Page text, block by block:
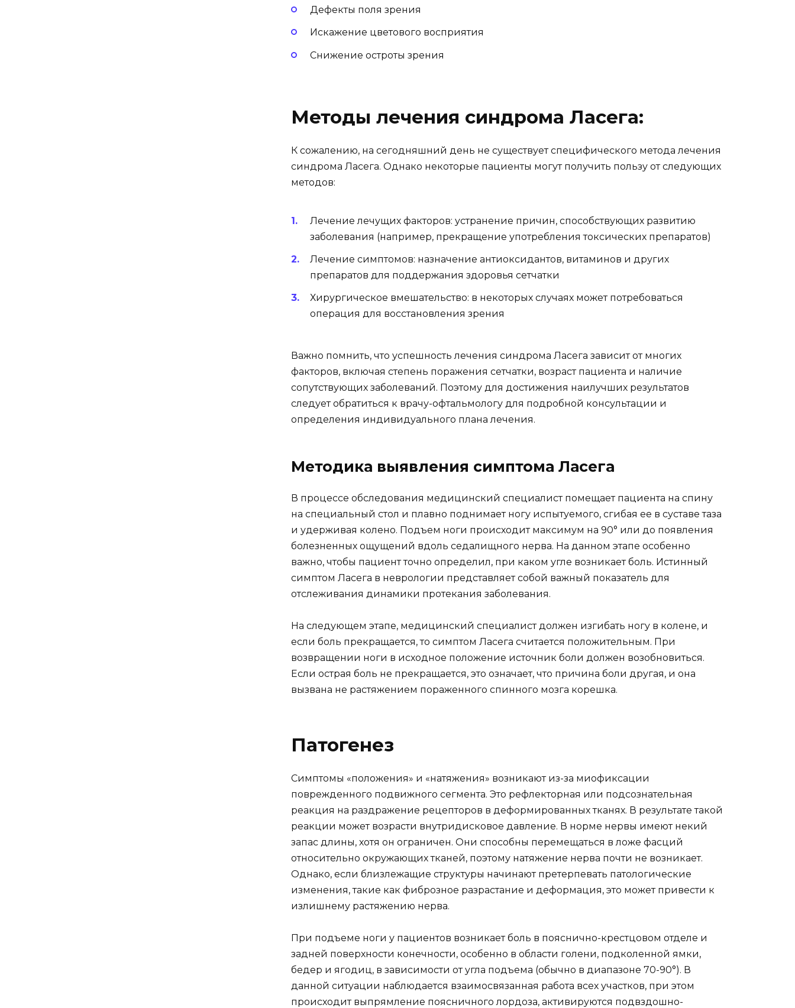
Дефекты поля зрения
Искажение цветового восприятия
Снижение остроты зрения
Методы лечения синдрома Ласега:
К сожалению, на сегодняшний день не существует специфического метода лечения
синдрома Ласега. Однако некоторые пациенты могут получить пользу от следующих
методов:
Лечение лечущих факторов: устранение причин, способствующих развитию
заболевания (например, прекращение употребления токсических препаратов)
Лечение симптомов: назначение антиоксидантов, витаминов и других
препаратов для поддержания здоровья сетчатки
Хирургическое вмешательство: в некоторых случаях может потребоваться
операция для восстановления зрения
Важно помнить, что успешность лечения синдрома Ласега зависит от многих
факторов, включая степень поражения сетчатки, возраст пациента и наличие
сопутствующих заболеваний. Поэтому для достижения наилучших результатов
следует обратиться к врачу-офтальмологу для подробной консультации и
определения индивидуального плана лечения.
Методика выявления симптома Ласега
В процессе обследования медицинский специалист помещает пациента на спину
на специальный стол и плавно поднимает ногу испытуемого, сгибая ее в суставе таза
и удерживая колено. Подъем ноги происходит максимум на 90° или до появления
болезненных ощущений вдоль седалищного нерва. На данном этапе особенно
важно, чтобы пациент точно определил, при каком угле возникает боль. Истинный
симптом Ласега в неврологии представляет собой важный показатель для
отслеживания динамики протекания заболевания.
На следующем этапе, медицинский специалист должен изгибать ногу в колене, и
если боль прекращается, то симптом Ласега считается положительным. При
возвращении ноги в исходное положение источник боли должен возобновиться.
Если острая боль не прекращается, это означает, что причина боли другая, и она
вызвана не растяжением пораженного спинного мозга корешка.
Патогенез
Симптомы «положения» и «натяжения» возникают из-за миофиксации
поврежденного подвижного сегмента. Это рефлекторная или подсознательная
реакция на раздражение рецепторов в деформированных тканях. В результате такой
реакции может возрасти внутридисковое давление. В норме нервы имеют некий
запас длины, хотя он ограничен. Они способны перемещаться в ложе фасций
относительно окружающих тканей, поэтому натяжение нерва почти не возникает.
Однако, если близлежащие структуры начинают претерпевать патологические
изменения, такие как фиброзное разрастание и деформация, это может привести к
излишнему растяжению нерва.
При подъеме ноги у пациентов возникает боль в пояснично-крестцовом отделе и
задней поверхности конечности, особенно в области голени, подколенной ямки,
бедер и ягодиц, в зависимости от угла подъема (обычно в диапазоне 70-90°). В
данной ситуации наблюдается взаимосвязанная работа всех участков, при этом
происходит выпрямление поясничного лордоза, активируются подвздошно-